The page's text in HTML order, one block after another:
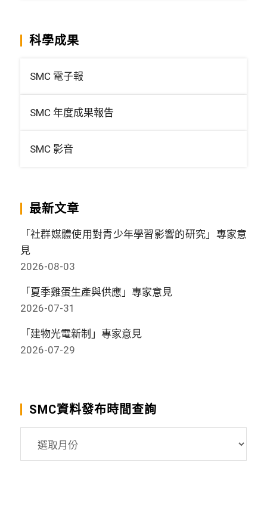
科學成果
SMC 電子報
SMC 年度成果報告
SMC 影音
最新文章
「社群媒體使用對青少年學習影響的研究」專家意
見
2026-08-03
「夏季雞蛋生產與供應」專家意見
2026-07-31
「建物光電新制」專家意見
2026-07-29
SMC資料發布時間查詢